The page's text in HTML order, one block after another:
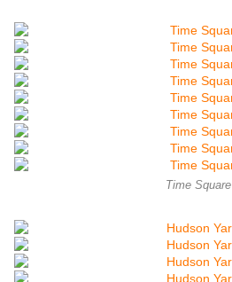
Time Square